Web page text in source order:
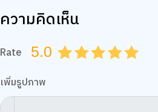
ความคิดเห็น
Rate 5.0 4.5
4.0
3.5
3.0
2.5
2.0
1.5
1.0
0.5
เพิ่มรูปภาพ